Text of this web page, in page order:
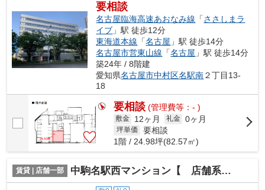
要相談
名古屋臨海高速あおなみ線 「ささしまラ
イブ 」駅 徒歩12分
東海道本線 「名古屋 」駅 徒歩14分
名古屋市営東山線 「名古屋 」駅 徒歩14分
築24年 / 8階建
愛知県名古屋市中村区名駅南２丁目13-
18
要相談 (管理費等：- )
敷金 12ヶ月 礼金 0ヶ月
坪単価
要相談
1階 / 24.98坪(82.57㎡)
賃貸 | 店舗一部 中駒名駅西マンション【 店舗系おすすめ 】